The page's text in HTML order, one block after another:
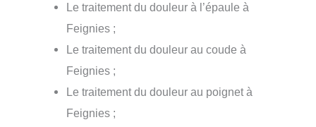
Le traitement du douleur à l’épaule à
Feignies ;
Le traitement du douleur au coude à
Feignies ;
Le traitement du douleur au poignet à
Feignies ;